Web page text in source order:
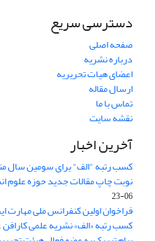
دسترسی سریع
صفحه اصلی
درباره نشریه
اعضای هیات تحریریه
ارسال مقاله
تماس با ما
نقشه سایت
آخرین اخبار
کسب رتبه "الف" برای سومین سال
نوبت چاپ مقالات جدید حوزه علوم انسانی 1404و به بعد
06-23
فراخوان اولین کنفرانس ملی مهارت
کسب رتبه «الف» نشریه علمی کارافن